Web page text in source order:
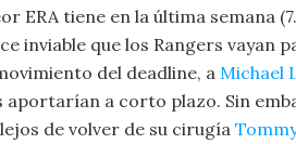
ERA tiene en la última semana
inviable que los Rangers vayan
del deadline, a Michael
aportarían a corto plazo. Sin
de volver de su cirugía